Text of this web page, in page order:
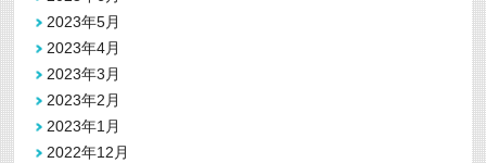
2023年5月
2023年4月
2023年3月
2023年2月
2023年1月
2022年12月